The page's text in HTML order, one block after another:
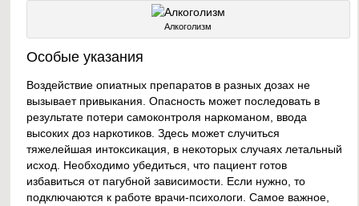
Алкоголизм
Особые указания
Воздействие опиатных препаратов в разных дозах не
вызывает привыкания. Опасность может последовать в
результате потери самоконтроля наркоманом, ввода
высоких доз наркотиков. Здесь может случиться
тяжелейшая интоксикация, в некоторых случаях летальный
исход. Необходимо убедиться, что пациент готов
избавиться от пагубной зависимости. Если нужно, то
подключаются к работе врачи-психологи. Самое важное,